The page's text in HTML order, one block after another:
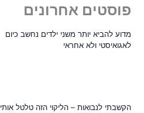
פוסטים אחרונים
מדוע להביא יותר משני ילדים נחשב כיום
לאגואיסטי ולא אחראי
הקשבתי לנבואות – הליקוי הזה טלטל אותי